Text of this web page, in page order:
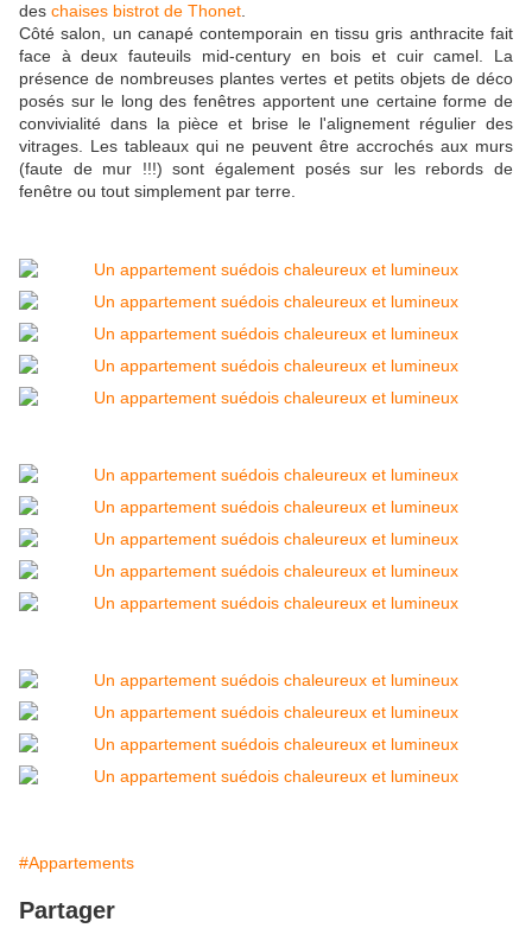
des chaises bistrot de Thonet
Côté salon, un canapé contemporain en tissu gris anthracite fait
face à deux fauteuils mid-century en bois et cuir camel. La
présence de nombreuses plantes vertes et petits objets de déco
posés sur le long des fenêtres apportent une certaine forme de
convivialité dans la pièce et brise le l'alignement régulier des
vitrages. Les tableaux qui ne peuvent être accrochés aux murs
(faute de mur !!!) sont également posés sur les rebords de
fenêtre ou tout simplement par terre.
#Appartements
Partager